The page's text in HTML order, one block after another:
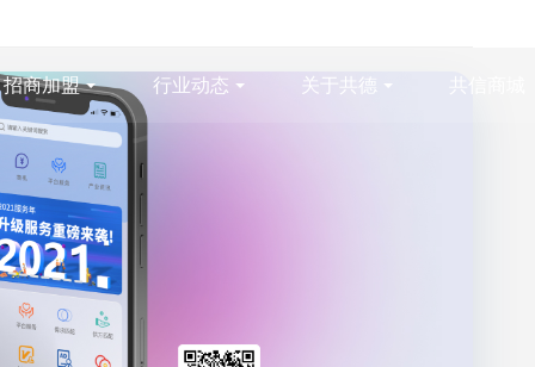
招商加盟 行业动态 关于共德 共信商城